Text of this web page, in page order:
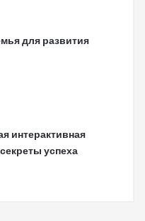
для развития
интерактивная
успеха